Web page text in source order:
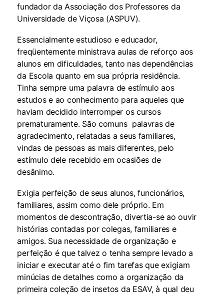
fundador da Associação dos Professores da
Universidade de Viçosa (ASPUV).
Essencialmente estudioso e educador,
freqüentemente ministrava aulas de reforço aos
alunos em dificuldades, tanto nas dependências
da Escola quanto em sua própria residência.
Tinha sempre uma palavra de estímulo aos
estudos e ao conhecimento para aqueles que
haviam decidido interromper os cursos
prematuramente. São comuns palavras de
agradecimento, relatadas a seus familiares,
vindas de pessoas as mais diferentes, pelo
estímulo dele recebido em ocasiões de
desânimo.
Exigia perfeição de seus alunos, funcionários,
familiares, assim como dele próprio. Em
momentos de descontração, divertia-se ao ouvir
histórias contadas por colegas, familiares e
amigos. Sua necessidade de organização e
perfeição é que talvez o tenha sempre levado a
iniciar e executar até o fim tarefas que exigiam
minúcias de detalhes como a organização da
primeira coleção de insetos da ESAV, à qual deu